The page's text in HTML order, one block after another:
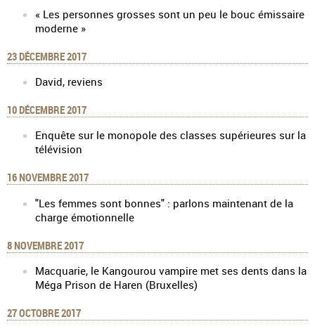
« Les personnes grosses sont un peu le bouc émissaire
moderne »
23 DÉCEMBRE 2017
David, reviens
10 DÉCEMBRE 2017
Enquête sur le monopole des classes supérieures sur la
télévision
16 NOVEMBRE 2017
"Les femmes sont bonnes" : parlons maintenant de la
charge émotionnelle
8 NOVEMBRE 2017
Macquarie, le Kangourou vampire met ses dents dans la
Méga Prison de Haren (Bruxelles)
27 OCTOBRE 2017